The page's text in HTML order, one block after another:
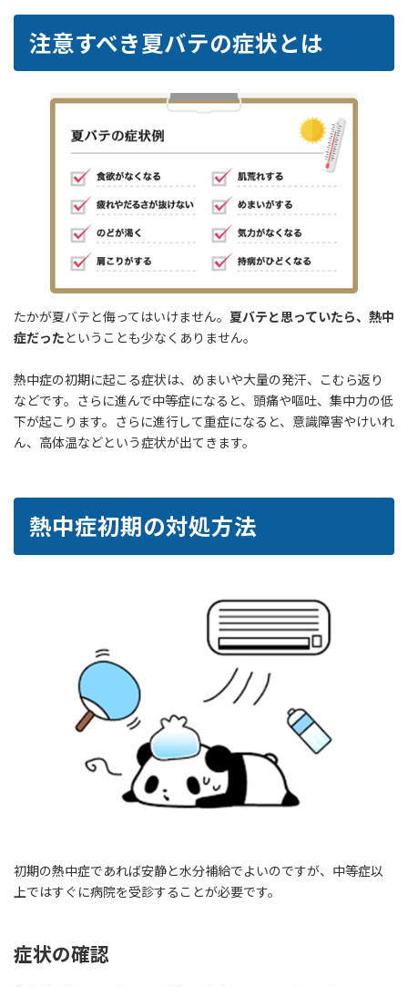
注意すべき夏バテの症状とは
たかが夏バテと侮ってはいけません。 夏バテと思っていたら、熱中
症だったということも少なくありません。
熱中症の初期に起こる症状は、めまいや大量の発汗、こむら返り
などです。さらに進んで中等症になると、頭痛や嘔吐、集中力の低
下が起こります。さらに進行して重症になると、意識障害やけいれ
ん、高体温などという症状が出てきます。
熱中症初期の対処方法
初期の熱中症であれば安静と水分補給でよいのですが、中等症以
上ではすぐに病院を受診することが必要です。
症状の確認